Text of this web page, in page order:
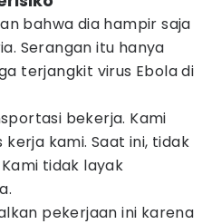
bahwa dia hampir saja
Serangan itu hanya
terjangkit virus Ebola di
bekerja. Kami
kami. Saat ini, tidak
tidak layak
pekerjaan ini karena